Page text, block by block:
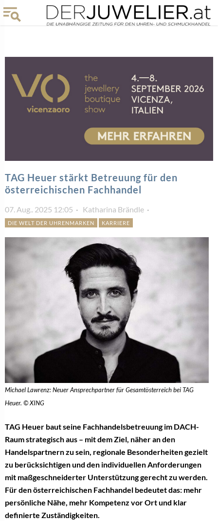
TAG Heuer stärkt Betreuung für den
österreichischen Fachhandel
07. Aug.. 2025 12:05 Katharina Brändle
DIE WELT DER UHRENMARKEN KARRIERE
Michael Lawrenz: Neuer Ansprechpartner für Gesamtösterreich bei TAG
Heuer. © XING
TAG Heuer baut seine Fachhandelsbetreuung im DACH-
Raum strategisch aus – mit dem Ziel, näher an den
Handelspartnern zu sein, regionale Besonderheiten gezielt
zu berücksichtigen und den individuellen Anforderungen
mit maßgeschneiderter Unterstützung gerecht zu werden.
Für den österreichischen Fachhandel bedeutet das: mehr
persönliche Nähe, mehr Kompetenz vor Ort und klar
definierte Zuständigkeiten.